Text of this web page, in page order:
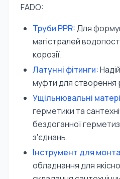
FADO:
Труби PPR:Для
магістралей
корозії.
Латунні фітинги:
муфти для створення
Ущільнювальні
герметики та
бездоганної
з'єднань.
Інструмент для
обладнання для